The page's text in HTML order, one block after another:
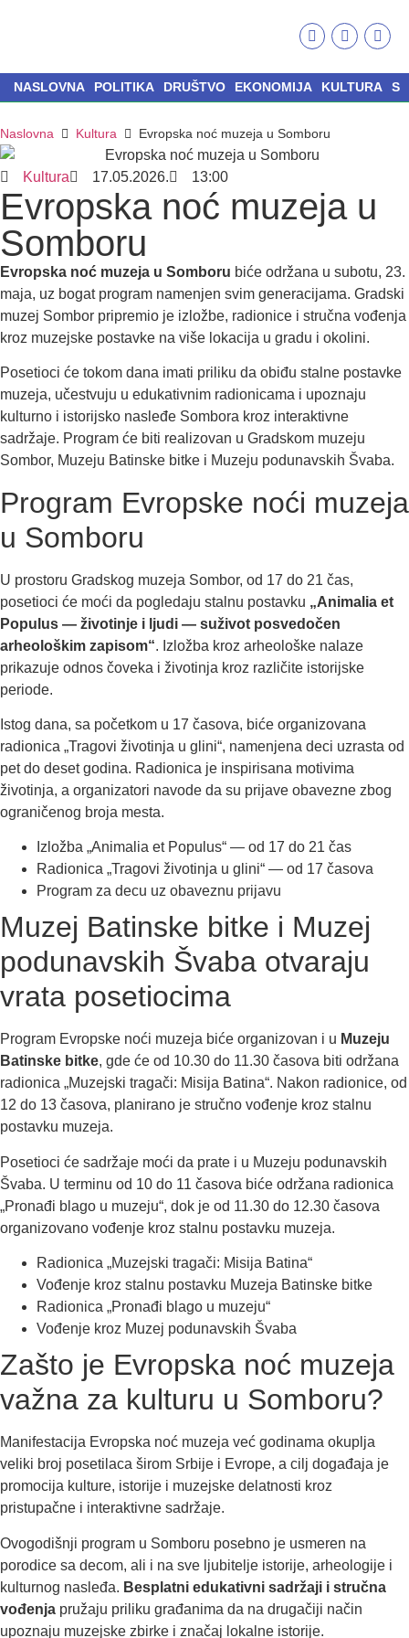
NASLOVNA POLITIKA DRUŠTVO EKONOMIJA KULTURA
Naslovna Kultura Evropska noć muzeja u Somboru
Kultura 17.05.2026. 13:00
Evropska noć muzeja u
Somboru
Evropska noć muzeja u Somboru biće održana u subotu, 23.
maja, uz bogat program namenjen svim generacijama. Gradski
muzej Sombor pripremio je izložbe, radionice i stručna vođenja
kroz muzejske postavke na više lokacija u gradu i okolini.
Posetioci će tokom dana imati priliku da obiđu stalne postavke
muzeja, učestvuju u edukativnim radionicama i upoznaju
kulturno i istorijsko nasleđe Sombora kroz interaktivne
sadržaje. Program će biti realizovan u Gradskom muzeju
Sombor, Muzeju Batinske bitke i Muzeju podunavskih Švaba.
Program Evropske noći muzeja
u Somboru
U prostoru Gradskog muzeja Sombor, od 17 do 21 čas,
posetioci će moći da pogledaju stalnu postavku „Animalia et
Populus — životinje i ljudi — suživot posvedočen
arheološkim zapisom“. Izložba kroz arheološke nalaze
prikazuje odnos čoveka i životinja kroz različite istorijske
periode.
Istog dana, sa početkom u 17 časova, biće organizovana
radionica „Tragovi životinja u glini“, namenjena deci uzrasta od
pet do deset godina. Radionica je inspirisana motivima
životinja, a organizatori navode da su prijave obavezne zbog
ograničenog broja mesta.
Izložba „Animalia et Populus“ — od 17 do 21 čas
Radionica „Tragovi životinja u glini“ — od 17 časova
Program za decu uz obaveznu prijavu
Muzej Batinske bitke i Muzej
podunavskih Švaba otvaraju
vrata posetiocima
Program Evropske noći muzeja biće organizovan i u Muzeju
Batinske bitke, gde će od 10.30 do 11.30 časova biti održana
radionica „Muzejski tragači: Misija Batina“. Nakon radionice, od
12 do 13 časova, planirano je stručno vođenje kroz stalnu
postavku muzeja.
Posetioci će sadržaje moći da prate i u Muzeju podunavskih
Švaba. U terminu od 10 do 11 časova biće održana radionica
„Pronađi blago u muzeju“, dok je od 11.30 do 12.30 časova
organizovano vođenje kroz stalnu postavku muzeja.
Radionica „Muzejski tragači: Misija Batina“
Vođenje kroz stalnu postavku Muzeja Batinske bitke
Radionica „Pronađi blago u muzeju“
Vođenje kroz Muzej podunavskih Švaba
Zašto je Evropska noć muzeja
važna za kulturu u Somboru?
Manifestacija Evropska noć muzeja već godinama okuplja
veliki broj posetilaca širom Srbije i Evrope, a cilj događaja je
promocija kulture, istorije i muzejske delatnosti kroz
pristupačne i interaktivne sadržaje.
Ovogodišnji program u Somboru posebno je usmeren na
porodice sa decom, ali i na sve ljubitelje istorije, arheologije i
kulturnog nasleđa. Besplatni edukativni sadržaji i stručna
vođenja pružaju priliku građanima da na drugačiji način
upoznaju muzejske zbirke i značaj lokalne istorije.